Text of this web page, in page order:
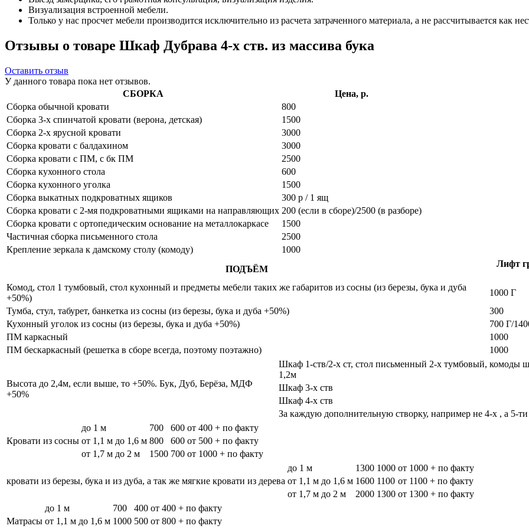
Визуализация встроенной мебели.
Только у нас просчет мебели производится исключительно из расчета затраченного материала, а не рассчитывается как
Отзывы о товаре Шкаф Дубрава 4-х ств. из массива бука
Оставить отзыв
У данного товара пока нет отзывов.
СБОРКА
Цена, р.
Сборка обычной кровати
800
Сборка 3-х спинчатой кровати (верона, детская)
1500
Сборка 2-х ярусной кровати
3000
Сборка кровати с балдахином
3000
Сборка кровати с ПМ, с бк ПМ
2500
Сборка кухонного стола
600
Сборка кухонного уголка
1500
Сборка выкатных подкроватных ящиков
300 р / 1 ящ
Сборка кровати с 2-мя подкроватными ящиками на направляющих 200 (если в сборе)/2500 (в разборе)
Сборка кровати с ортопедическим основание на металлокаркасе
1500
Частичная сборка письменного стола
2500
Крепление зеркала к дамскому столу (комоду)
1000
ПОДЪЁМ
Лифт
Комод, стол 1 тумбовый, стол кухонный и предметы мебели таких же габаритов из сосны (из березы, бука и дуба
+50%)
1000 Г
Тумба, стул, табурет, банкетка из сосны (из березы, бука и дуба +50%)
300
Кухонный уголок из сосны (из березы, бука и дуба +50%)
700 Г/
ПМ каркасный
1000
ПМ бескаркасный (решетка в сборе всегда, поэтому поэтажно)
1000
Высота до 2,4м, если выше, то +50%. Бук, Дуб, Берёза, МДФ
+50%
Шкаф 1-ств/2-х ст, стол письменный 2-х тумбовый, комоды
1,2м
Шкаф 3-х ств
Шкаф 4-х ств
За каждую дополнительную створку, например не 4-х , а 5-ти
Кровати из сосны
до 1 м 700 600 от 400 + по факту
от 1,1 м до 1,6 м 800 600 от 500 + по факту
от 1,7 м до 2 м
1500 700 от 1000 + по факту
кровати из березы, бука и из дуба, а так же мягкие кровати из дерева
до 1 м 1300 1000 от 1000 + по факту
от 1,1 м до 1,6 м 1600 1100 от 1100 + по факту
от 1,7 м до 2 м
2000 1300 от 1300 + по факту
Матрасы
до 1 м 700 400 от 400 + по факту
от 1,1 м до 1,6 м 1000 500 от 800 + по факту